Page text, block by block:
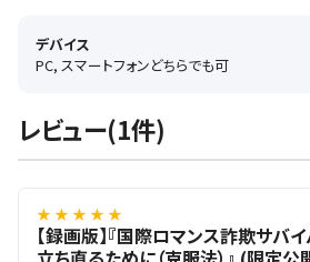
デバイス
PC, スマートフォンどちらでも可
レビュー(1件)
★ ★ ★ ★ ★
【録画版】『国際ロマンス詐欺サバ